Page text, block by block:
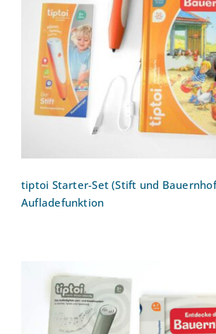
tiptoi Starter-Set (Stift und
Buch) mit
tiptoi Starter-Set (Stift und
Aufladefunktion